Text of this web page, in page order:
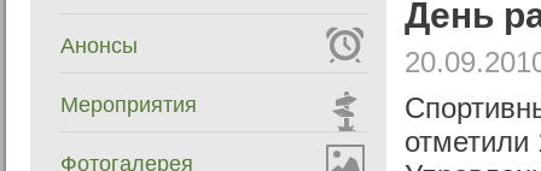
Анонсы
Мероприятия
Фотогалерея
День
отметили